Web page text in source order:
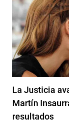
La Justicia
Martín
resultados